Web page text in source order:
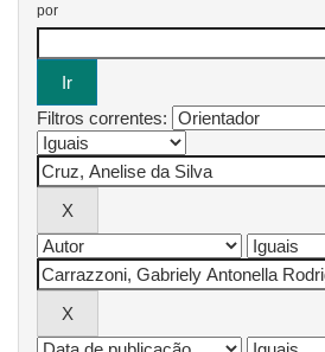
por
Filtros correntes: